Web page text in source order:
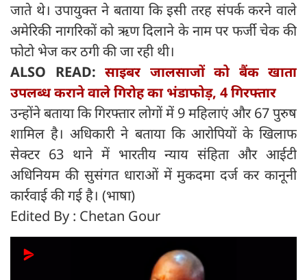
जाते थे। उपायुक्त ने बताया कि इसी तरह संपर्क करने वाले
अमेरिकी नागरिकों को ऋण दिलाने के नाम पर फर्जी चेक की
फोटो भेज कर ठगी की जा रही थी।
ALSO READ: साइबर जालसाजों को बैंक खाता
उपलब्ध कराने वाले गिरोह का भंडाफोड़, 4 गिरफ्तार
उन्होंने बताया कि गिरफ्तार लोगों में 9 महिलाएं और 67 पुरुष
शामिल है। अधिकारी ने बताया कि आरोपियों के खिलाफ
सेक्टर 63 थाने में भारतीय न्याय संहिता और आईटी
अधिनियम की सुसंगत धाराओं में मुकदमा दर्ज कर कानूनी
कार्रवाई की गई है। (भाषा)
Edited By : Chetan Gour